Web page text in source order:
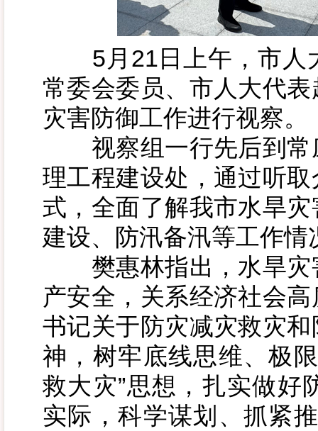
5月21日上午，市人
常委会委员、市人大代
灾害防御工作进行视察。
视察组一行先后到常
理工程建设处，通过听
式，全面了解我市水旱
建设、防汛备汛等工作情
樊惠林指出，水旱灾
产安全，关系经济社会
书记关于防灾减灾救灾
神，树牢底线思维、极
救大灾”思想，扎实做好
实际，科学谋划、抓紧